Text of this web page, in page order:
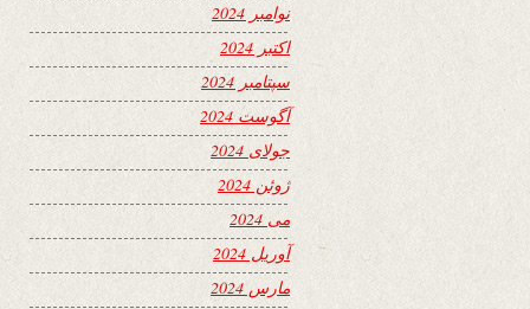
نوامبر 2024
اکتبر 2024
سپتامبر 2024
آگوست 2024
جولای 2024
ژوئن 2024
می 2024
آوریل 2024
مارس 2024